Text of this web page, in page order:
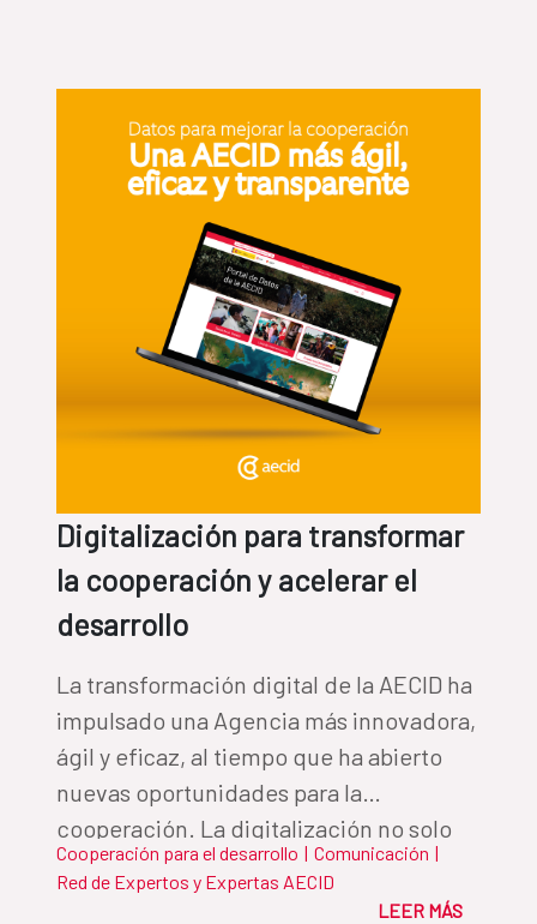
Digitalización para transformar
la cooperación y acelerar el
desarrollo
La transformación digital de la AECID ha
impulsado una Agencia más innovadora,
ágil y eficaz, al tiempo que ha abierto
nuevas oportunidades para la
cooperación. La digitalización no solo
mejora la eficiencia interna, sino que
actúa como catalizador para maximizar
Cooperación para el desarrollo | Comunicación |
Red de Expertos y Expertas AECID
LEER MÁS